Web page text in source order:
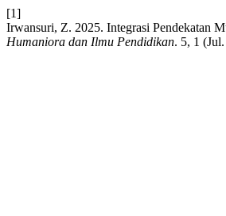
[1]
Irwansuri, Z. 2025. Integrasi Pendekatan
Humaniora dan Ilmu Pendidikan. 5, 1